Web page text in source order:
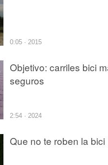
0:05 · 2015
Objetivo: carriles bici
seguros
2:54 · 2024
Que no te roben la bici